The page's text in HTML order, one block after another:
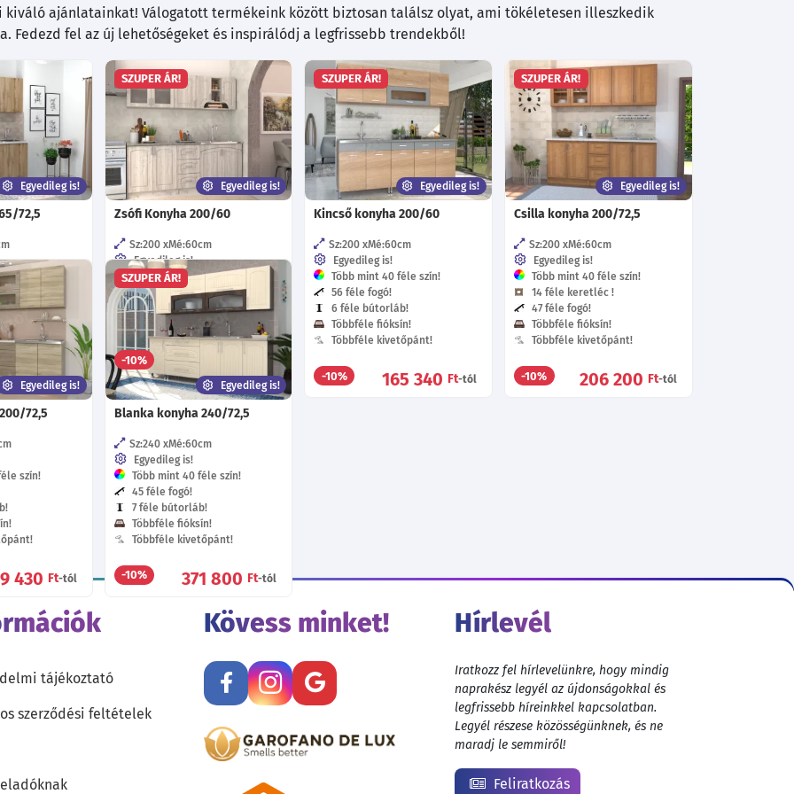
kiváló ajánlatainkat! Válogatott termékeink között biztosan találsz olyat, ami tökéletesen illeszkedik
Fedezd fel az új lehetőségeket és inspirálódj a legfrissebb trendekből!
Egyedileg is!
72,5
szín!
310
SZUPER ÁR!
Egyedileg is!
Zsófi Konyha 200/60
Sz:200 Mé:60cm
Egyedileg is!
Több mint 40 féle szín!
48 féle fogó!
Többféle fióksín!
Többféle kivetőpánt!
-10% 251 290 -tól
SZUPER ÁR!
Egyedileg is!
Kincső konyha 200/60
Sz:200 Mé:60cm
Egyedileg is!
Több mint 40 féle szín!
56 féle fogó!
6 féle bútorláb!
Többféle fióksín!
Többféle kivetőpánt!
-10% 165 340 Ft-tól
SZUPER ÁR!
Egyedileg is!
Csilla konyha 200/72,5
Sz:200 Mé:60cm
Egyedileg is!
Több mint 40 féle szín!
14 féle keretléc !
47 féle fogó!
Többféle fióksín!
Többféle kivetőpánt!
-10% 206 200 Ft-tól
Egyedileg is!
72,5
szín!
430 Ft-tól
SZUPER ÁR!
Egyedileg is!
Blanka konyha 240/72,5
Sz:240 Mé:60cm
Egyedileg is!
Több mint 40 féle szín!
45 féle fogó!
7 féle bútorláb!
Többféle fióksín!
Többféle kivetőpánt!
-10% 371 800 Ft-tól
tájékoztató
szerződési feltételek
Kövess minket! Hírlevél
Iratkozz fel hírlevelünkre, hogy mindig
naprakész legyél az újdonságokkal és
legfrissebb híreinkkel kapcsolatban.
Legyél részese közösségünknek, és ne
maradj le semmiről!
Feliratkozás